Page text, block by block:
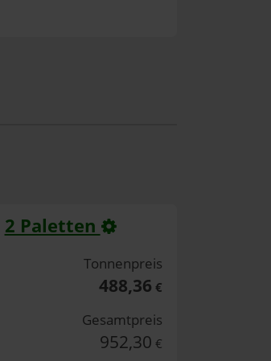
2 Paletten
Tonnenpreis
488,36 €
Gesamtpreis
952,30 €